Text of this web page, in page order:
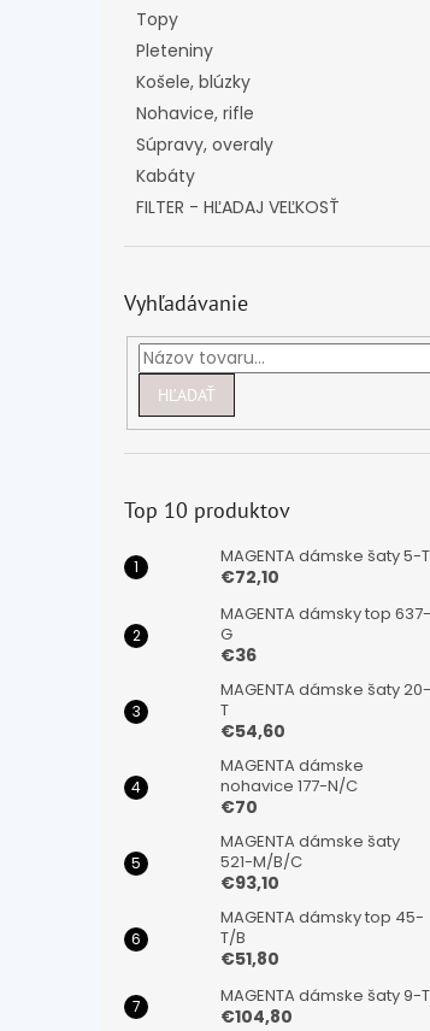
Topy
Pleteniny
Košele, blúzky
Nohavice, rifle
Súpravy, overaly
Kabáty
FILTER - HĽADAJ VEĽKOSŤ
Vyhľadávanie
HĽADAŤ
Top 10 produktov
MAGENTA dámske šaty 5-T
€72,10
MAGENTA dámsky top 637-
G
€36
MAGENTA dámske šaty 20-
T
€54,60
MAGENTA dámske
nohavice 177-N/C
€70
MAGENTA dámske šaty
521-M/B/C
€93,10
MAGENTA dámsky top 45-
T/B
€51,80
MAGENTA dámske šaty 9-T
€104,80